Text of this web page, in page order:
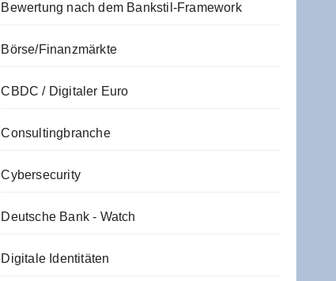
Bewertung nach dem Bankstil-Framework
Börse/Finanzmärkte
CBDC / Digitaler Euro
Consultingbranche
Cybersecurity
Deutsche Bank - Watch
Digitale Identitäten